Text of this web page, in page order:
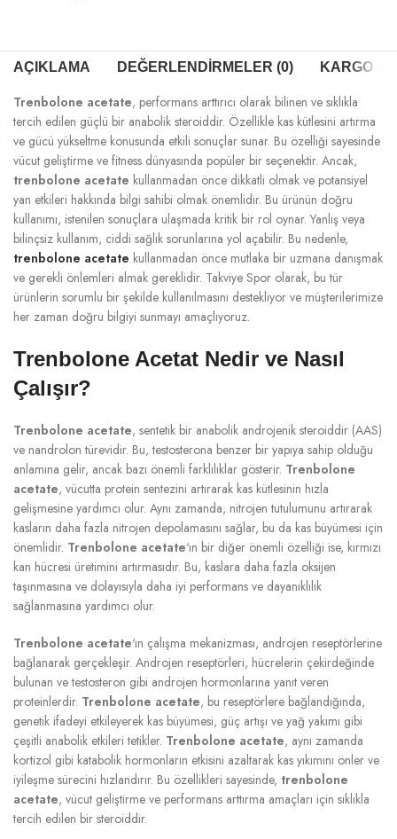
AÇIKLAMA DEĞERLENDIRMELER (0) KARGO &
Trenbolone acetate, performans arttırıcı olarak bilinen ve sıklıkla
tercih edilen güçlü bir anabolik steroiddir. Özellikle kas kütlesini artırma
ve gücü yükseltme konusunda etkili sonuçlar sunar. Bu özelliği sayesinde
vücut geliştirme ve fitness dünyasında popüler bir seçenektir. Ancak,
trenbolone acetate kullanmadan önce dikkatli olmak ve potansiyel
yan etkileri hakkında bilgi sahibi olmak önemlidir. Bu ürünün doğru
kullanımı, istenilen sonuçlara ulaşmada kritik bir rol oynar. Yanlış veya
bilinçsiz kullanım, ciddi sağlık sorunlarına yol açabilir. Bu nedenle,
trenbolone acetate kullanmadan önce mutlaka bir uzmana danışmak
ve gerekli önlemleri almak gereklidir. Takviye Spor olarak, bu tür
ürünlerin sorumlu bir şekilde kullanılmasını destekliyor ve müşterilerimize
her zaman doğru bilgiyi sunmayı amaçlıyoruz.
Trenbolone Acetat Nedir ve Nasıl
Çalışır?
Trenbolone acetate, sentetik bir anabolik androjenik steroiddir (AAS)
ve nandrolon türevidir. Bu, testosterona benzer bir yapıya sahip olduğu
anlamına gelir, ancak bazı önemli farklılıklar gösterir. Trenbolone
acetate, vücutta protein sentezini artırarak kas kütlesinin hızla
gelişmesine yardımcı olur. Aynı zamanda, nitrojen tutulumunu artırarak
kasların daha fazla nitrojen depolamasını sağlar, bu da kas büyümesi için
önemlidir. Trenbolone acetate‘ın bir diğer önemli özelliği ise, kırmızı
kan hücresi üretimini artırmasıdır. Bu, kaslara daha fazla oksijen
taşınmasına ve dolayısıyla daha iyi performans ve dayanıklılık
sağlanmasına yardımcı olur.
Trenbolone acetate‘ın çalışma mekanizması, androjen reseptörlerine
bağlanarak gerçekleşir. Androjen reseptörleri, hücrelerin çekirdeğinde
bulunan ve testosteron gibi androjen hormonlarına yanıt veren
proteinlerdir. Trenbolone acetate, bu reseptörlere bağlandığında,
genetik ifadeyi etkileyerek kas büyümesi, güç artışı ve yağ yakımı gibi
çeşitli anabolik etkileri tetikler. Trenbolone acetate, aynı zamanda
kortizol gibi katabolik hormonların etkisini azaltarak kas yıkımını önler ve
iyileşme sürecini hızlandırır. Bu özellikleri sayesinde, trenbolone
acetate, vücut geliştirme ve performans arttırma amaçları için sıklıkla
tercih edilen bir steroiddir.